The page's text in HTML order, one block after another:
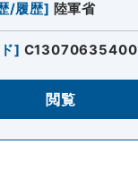
/履歴] 陸軍省
] C13070635400
閲覧